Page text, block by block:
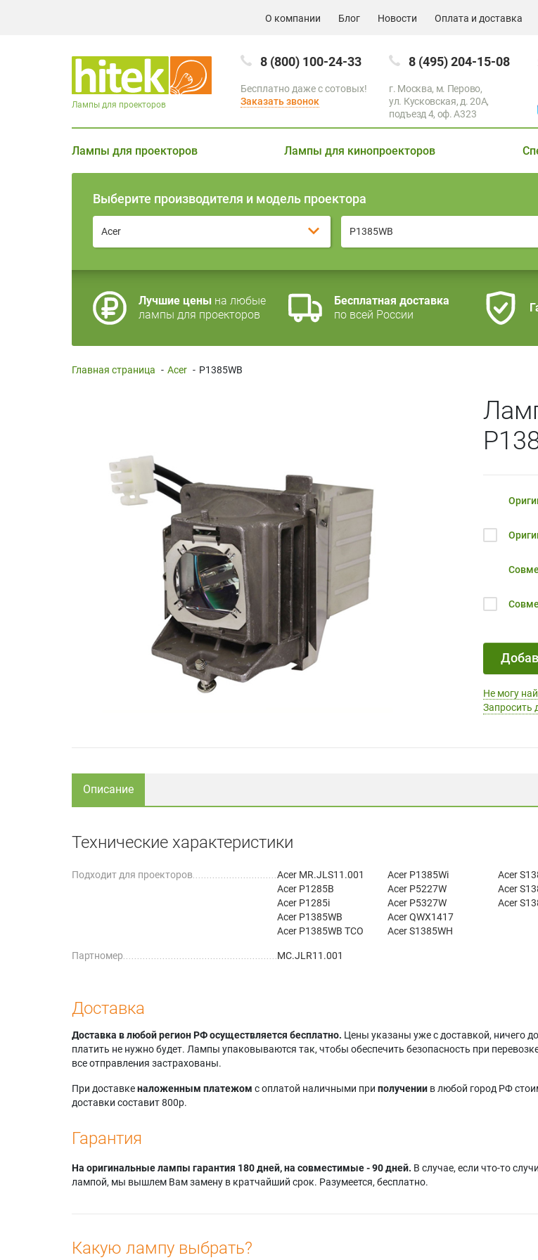
О компании Блог Новости Оплата и доставка
8 (800) 100-24-33
Бесплатно даже с сотовых!
Заказать звонок
8 (495) 204-15-08
г. Москва, м. Перово,
ул. Кусковская, д. 20А,
подъезд 4, оф. A323
Лампы для проекторов
Лампы для проекторов Лампы для кинопроекторов
Выберите производителя и модель проектора
Acer P1385WB
Лучшие цены на любые
лампы для проекторов
Бесплатная доставка
по всей России
Главная страница - Acer - P1385WB
Не могу
Запросить
Описание
Технические характеристики
Подходит для проекторов
Acer MR.JLS11.001
Acer P1285B
Acer P1285i
Acer P1385WB
Acer P1385WB TCO
Acer P1385Wi
Acer P5227W
Acer P5327W
Acer QWX1417
Acer S1385WH
Acer
Acer
Acer
Партномер MC.JLR11.001
Доставка
Доставка в любой регион РФ осуществляется бесплатно. Цены указаны уже с доставкой, ничего
платить не нужно будет. Лампы упаковываются так, чтобы обеспечить безопасность при
все отправления застрахованы.
При доставкеналоженным платежом с оплатой наличными при получении в любой город РФ
доставки составит 800р.
Гарантия
На оригинальные лампы гарантия 180 дней, на совместимые - 90 дней. В случае, если что-то
лампой, мы вышлем Вам замену в кратчайший срок. Разумеется, бесплатно.
Какую лампу выбрать?